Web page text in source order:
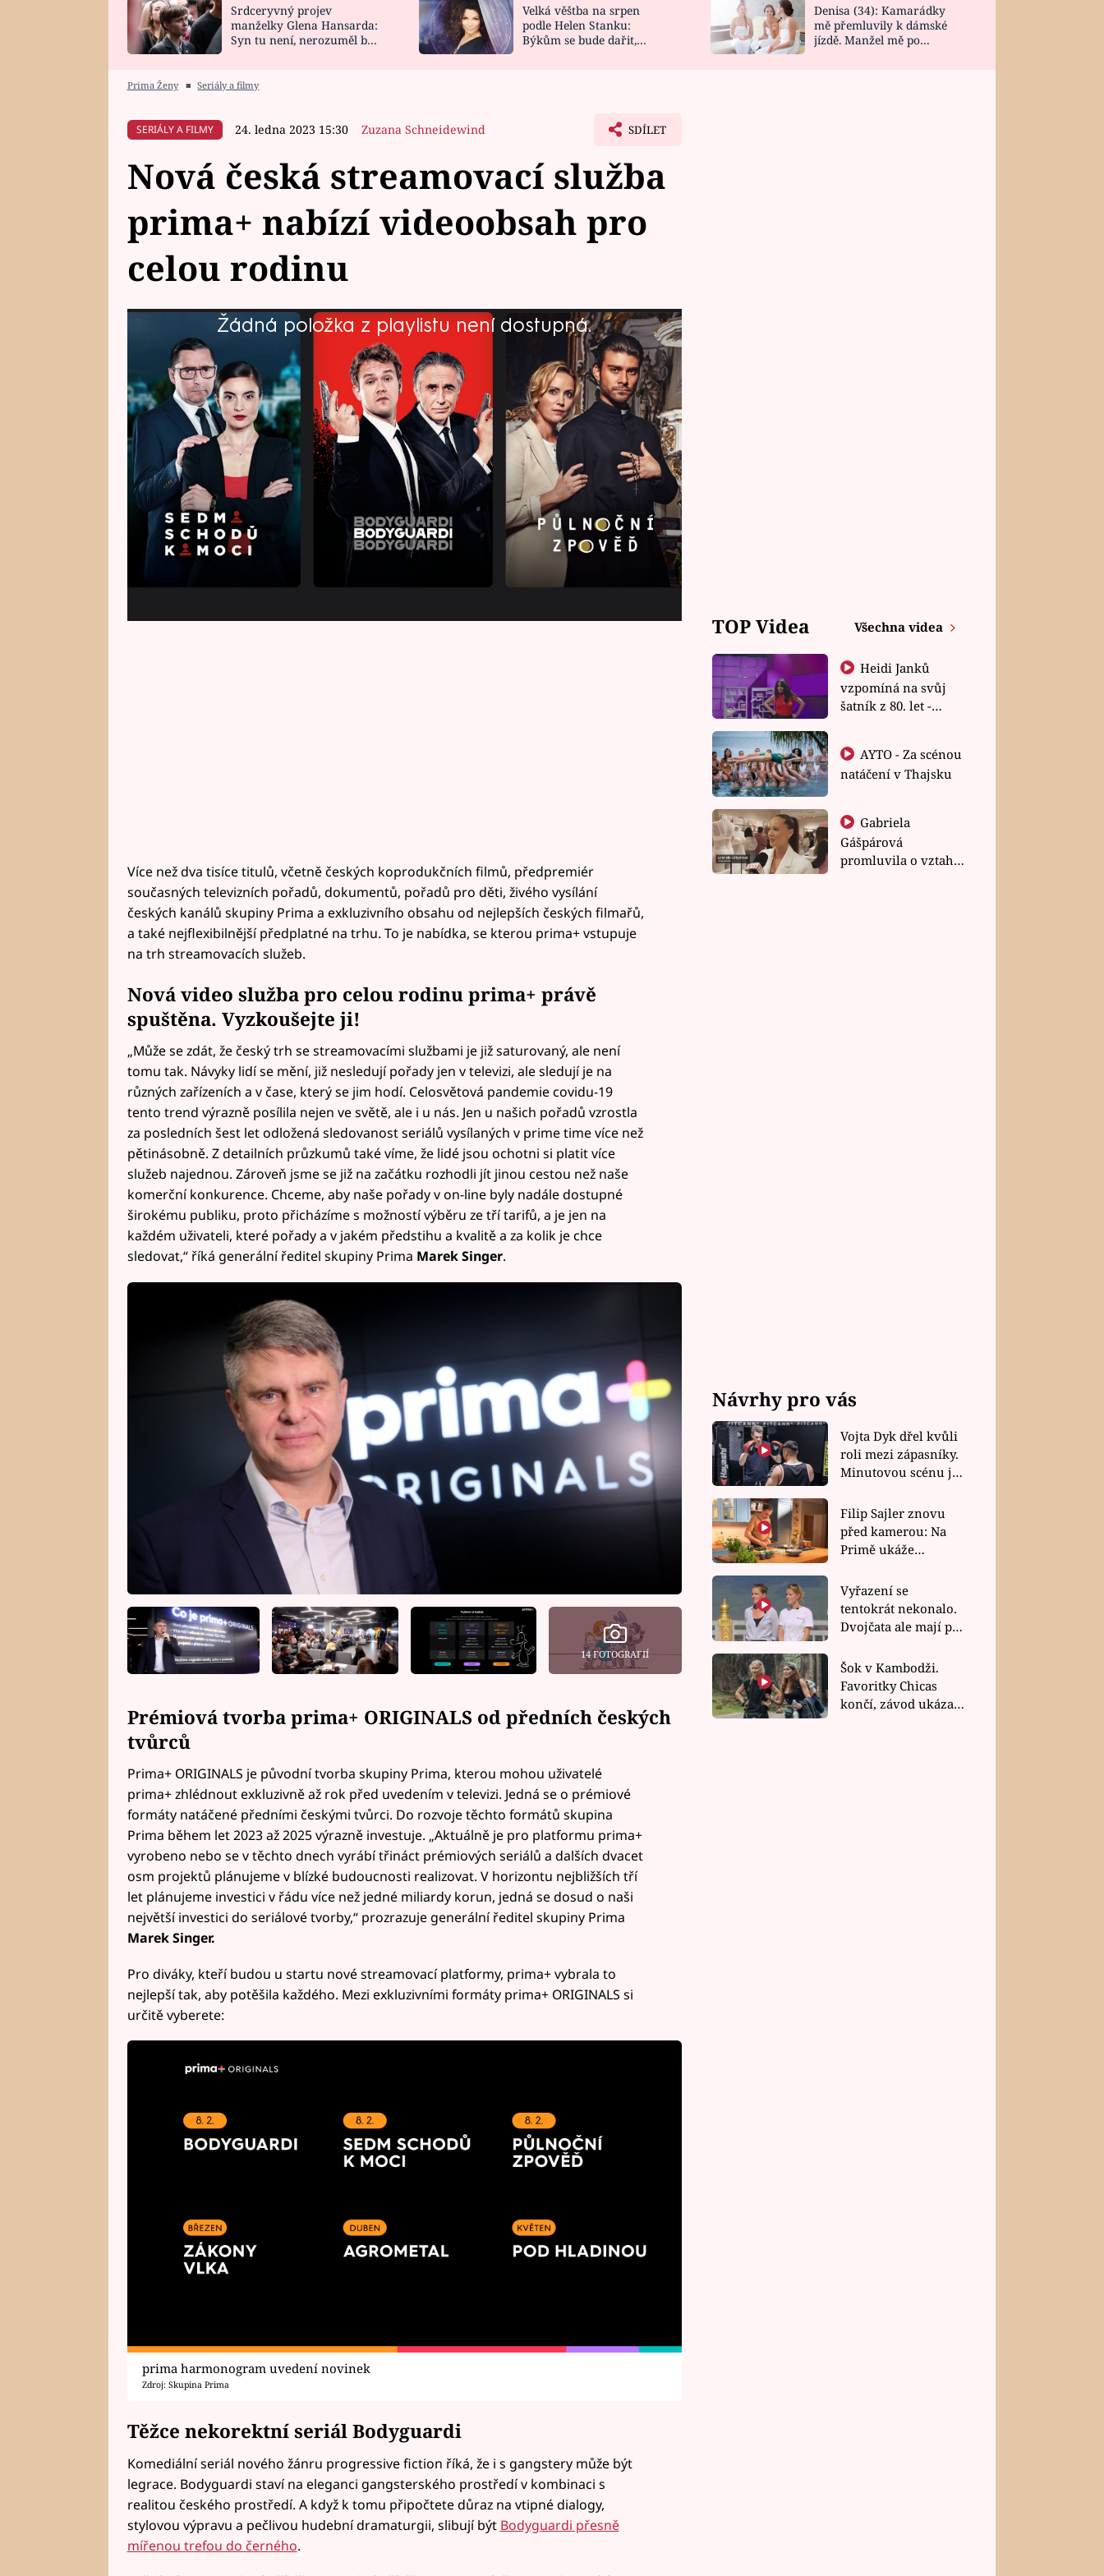
HOROSKOP NA
CELEBRITY
VAŘENÍ
NOVINKY
VIDEORECEPTY
DESIGN
Srdceryvný projev
manželky Glena Hansarda:
Syn tu není, nerozuměl by
Velká věštba na srpen
podle Helen Stanku:
Býkům se bude dařit,
Denisa (34): Kamarádky
mě přemluvily k dámské
jízdě. Manžel mě po
Prima Ženy ■ Seriály a filmy
SERIÁLY A FILMY 24. ledna 2023 15:30 Zuzana Schneidewind SDÍLET
Nová česká streamovací služba
prima+ nabízí videoobsah pro
celou rodinu
Žádná položka z playlistu není dostupná.
Nová česká streamovací služba pro celou rodinu prima+ nabízí vedle
televizních předpremiér tisíce filmových i seriálových titulů
a exkluzivní vlastní seriálovou tvorbu pod hlavičkou prima+
ORIGINALS. Uživatelé mohou sledovat online například komediální
gangsterku Bodyguardi, politické drama Sedm schodů k moci,
detektivní seriál Půlnoční zpověď či tajemnou detektivní love story
Zákony vlka. Každý si může vybrat hned ze tří tarifů předplatného od
prémiové verze bez reklam až po sledování zdarma s reklamami.
Originální zaváděcí kreativní kampaň se opírá o animovanou rodinu
Plusákových a mimozemšťana Pýtýho.
Více než dva tisíce titulů, včetně českých koprodukčních filmů, předpremiér
současných televizních pořadů, dokumentů, pořadů pro děti, živého vysílání
českých kanálů skupiny Prima a exkluzivního obsahu od nejlepších českých filmařů,
a také nejflexibilnější předplatné na trhu. To je nabídka, se kterou prima+ vstupuje
na trh streamovacích služeb.
Nová video služba pro celou rodinu prima+ právě
spuštěna. Vyzkoušejte ji!
„Může se zdát, že český trh se streamovacími službami je již saturovaný, ale není
tomu tak. Návyky lidí se mění, již nesledují pořady jen v televizi, ale sledují je na
různých zařízeních a v čase, který se jim hodí. Celosvětová pandemie covidu-19
tento trend výrazně posílila nejen ve světě, ale i u nás. Jen u našich pořadů vzrostla
za posledních šest let odložená sledovanost seriálů vysílaných v prime time více než
pětinásobně. Z detailních průzkumů také víme, že lidé jsou ochotni si platit více
služeb najednou. Zároveň jsme se již na začátku rozhodli jít jinou cestou než naše
komerční konkurence. Chceme, aby naše pořady v on-line byly nadále dostupné
širokému publiku, proto přicházíme s možností výběru ze tří tarifů, a je jen na
každém uživateli, které pořady a v jakém předstihu a kvalitě a za kolik je chce
sledovat,“ říká generální ředitel skupiny Prima Marek Singer.
14 FOTOGRAFIÍ
Prémiová tvorba prima+ ORIGINALS od předních českých
tvůrců
Prima+ ORIGINALS je původní tvorba skupiny Prima, kterou mohou uživatelé
prima+ zhlédnout exkluzivně až rok před uvedením v televizi. Jedná se o prémiové
formáty natáčené předními českými tvůrci. Do rozvoje těchto formátů skupina
Prima během let 2023 až 2025 výrazně investuje. „Aktuálně je pro platformu prima+
vyrobeno nebo se v těchto dnech vyrábí třináct prémiových seriálů a dalších dvacet
osm projektů plánujeme v blízké budoucnosti realizovat. V horizontu nejbližších tří
let plánujeme investici v řádu více než jedné miliardy korun, jedná se dosud o naši
největší investici do seriálové tvorby,“ prozrazuje generální ředitel skupiny Prima
Marek Singer.
Pro diváky, kteří budou u startu nové streamovací platformy, prima+ vybrala to
nejlepší tak, aby potěšila každého. Mezi exkluzivními formáty prima+ ORIGINALS si
určitě vyberete:
prima harmonogram uvedení novinek
Zdroj: Skupina Prima
Těžce nekorektní seriál Bodyguardi
Komediální seriál nového žánru progressive fiction říká, že i s gangstery může být
legrace. Bodyguardi staví na eleganci gangsterského prostředí v kombinaci s
realitou českého prostředí. A když k tomu připočtete důraz na vtipné dialogy,
stylovou výpravu a pečlivou hudební dramaturgii, slibují být Bodyguardi přesně
mířenou trefou do černého.
TOP Videa Všechna videa
Heidi Janků
vzpomíná na svůj
šatník z 80. let -
natáčení v Thajsku
Gabriela
Gášpárová
promluvila o vztahu
Návrhy pro vás
Vojta Dyk dřel kvůli
roli mezi zápasníky.
Minutovou scénu jel
Filip Sajler znovu
před kamerou: Na
Primě ukáže
rychlé recepty
Vyřazení se
tentokrát nekonalo.
Dvojčata ale mají po
závodu nůž na krku
Šok v Kambodži.
Favoritky Chicas
končí, závod ukázal